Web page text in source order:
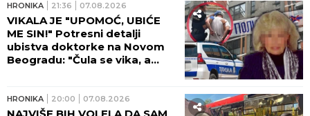
HRONIKA 21:36 07.08.2026
VIKALA JE "UPOMOĆ, UBIĆE
ME SIN!" Potresni detalji
ubistva doktorke na Novom
Beogradu: "Čula se vika, a
HRONIKA 20:00 07.08.2026